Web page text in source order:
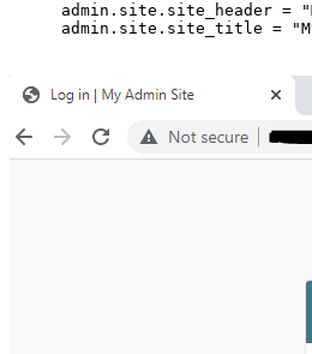
admin.site.site_header =
admin.site.site_title =